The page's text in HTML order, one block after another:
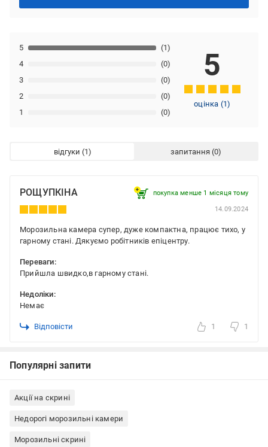
1 (0)
2 (0)
3 (0)
4 (0)
5 (1)
5
оцінка (1)
відгуки запитання
РОЩУПКІНА покупка менше 1 місяця томy
14.09.2024
Морозильна камера супер, дуже компактна, працює тихо, у
гарному стані. Дякуємо робітників епіцентру.
Переваги:
Прийшла швидко,в гарному стані.
Недоліки:
Немає
Відповісти 1 1
Популярні запити
Акції на скрині
Недорогі морозильні камери
Морозильні скрині